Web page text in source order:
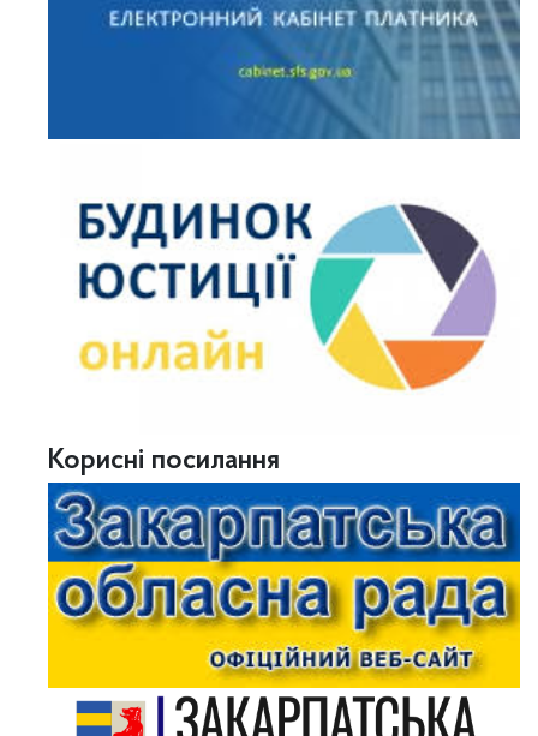
Корисні посилання